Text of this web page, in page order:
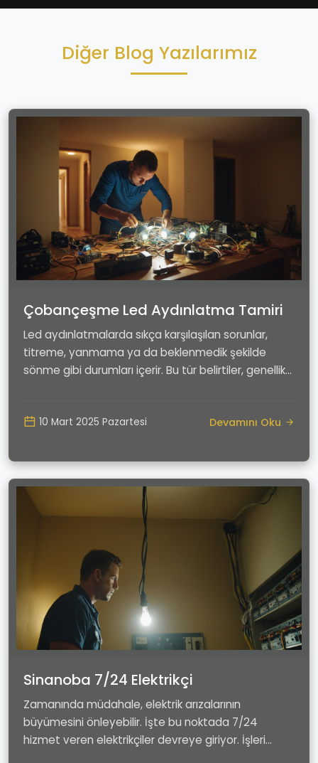
Diğer Blog Yazılarımız
Çobançeşme Led Aydınlatma Tamiri
Led aydınlatmalarda sıkça karşılaşılan sorunlar,
titreme, yanmama ya da beklenmedik şekilde
sönme gibi durumları içerir. Bu tür belirtiler, genellik...
10 Mart 2025 Pazartesi Devamını Oku
Sinanoba 7/24 Elektrikçi
Zamanında müdahale, elektrik arızalarının
büyümesini önleyebilir. İşte bu noktada 7/24
hizmet veren elektrikçiler devreye giriyor. İşleri